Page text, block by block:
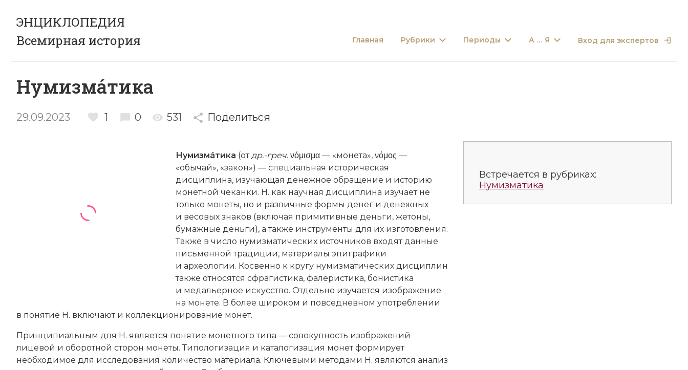
ЭНЦИКЛОПЕДИЯ
Всемирная история
Главная Рубрики Периоды А … Я Вход для экспертов
Нумизмáтика
29.09.2023 1 0 531 Поделиться
Нумизмáтика (от др.-греч. νόμισμα — «монета», νόμος —
«обычай», «закон») — специальная историческая
дисциплина, изучающая денежное обращение и историю
монетной чеканки. Н. как научная дисциплина изучает не
только монеты, но и различные формы денег и денежных
и весовых знаков (включая примитивные деньги, жетоны,
бумажные деньги), а также инструменты для их изготовления.
Также в число нумизматических источников входят данные
письменной традиции, материалы эпиграфики
и археологии. Косвенно к кругу нумизматических дисциплин
также относятся сфрагистика, фалеристика, бонистика
и медальерное искусство. Отдельно изучается изображение
на монете. В более широком и повседневном употреблении
в понятие Н. включают и коллекционирование монет.
Принципиальным для Н. является понятие монетного типа — совокупность изображений
лицевой и оборотной сторон монеты. Типологизация и каталогизация монет формирует
необходимое для исследования количество материала. Ключевыми методами Н. являются анализ
Встречается в рубриках:
Нумизматика